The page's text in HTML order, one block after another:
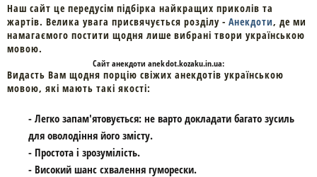
Наш сайт це передусім підбірка найкращих приколів та
жартів. Велика увага присвячується розділу - Анекдоти, де ми
намагаємого постити щодня лише вибрані твори українською
мовою.
Cайтанекдоти anekdot.kozaku.in.ua:
Видасть Вам щодня порцію свіжих анекдотів українською
мовою, які мають такі якості:
- Легко запам'ятовується: не варто докладати багато зусиль
для оволодіння його змісту.
- Простота і зрозумілість.
- Високий шанс схвалення гуморески.